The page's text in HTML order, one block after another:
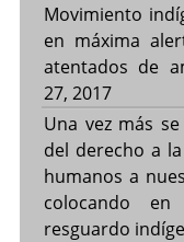
Movimiento
en máxima
atentados de
27, 2017
Una vez más
del derecho a
humanos a
colocando
resguardo